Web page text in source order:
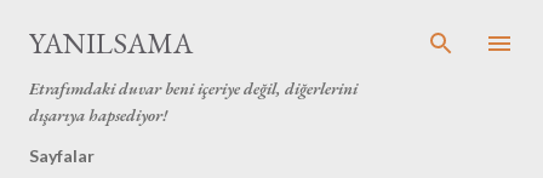
YANILSAMA
Etrafımdaki duvar beni içeriye değil, diğerlerini
dışarıya hapsediyor!
Sayfalar